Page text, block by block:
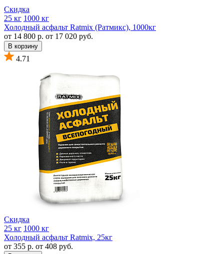
Скидка
25 кг 1000 кг
Холодный асфальт Ratmix (Ратмикс), 1000кг
от 14 800 р. от 17 020 руб.
В корзину
4.71
Скидка
25 кг 1000 кг
Холодный асфальт Ratmix, 25кг
от 355 р. от 408 руб.